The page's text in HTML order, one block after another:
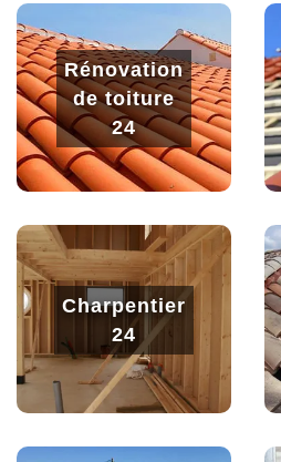
Rénovation
de toiture
24
Charpentier
24